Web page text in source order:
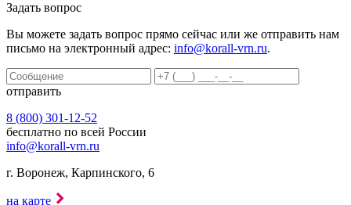
Задать вопрос
Вы можете задать вопрос прямо сейчас или же отправить нам
письмо на электронный адрес: info@korall-vrn.ru.
отправить
8 (800) 301-12-52
бесплатно по всей России
info@korall-vrn.ru
г. Воронеж, Карпинского, 6
на карте